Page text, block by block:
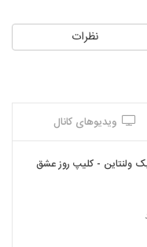
نظرات
ویدیوهای کانال
ولنتاین - کلیپ روز عشق